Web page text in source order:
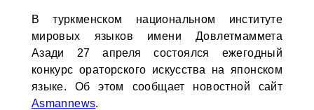
В туркменском национальном институте
мировых языков имени Довлетмаммета
Азади 27 апреля состоялся ежегодный
конкурс ораторского искусства на японском
языке. Об этом сообщает новостной сайт
Asmannews.